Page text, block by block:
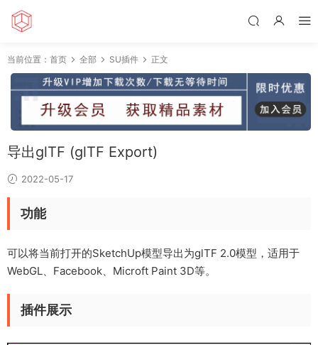
当前位置： 首页 全部 SU插件 正文
导出glTF (glTF Export)
2022-05-17
功能
可以将当前打开的SketchUp模型导出为glTF 2.0模型，适用于
WebGL、Facebook、Microft Paint 3D等。
插件展示